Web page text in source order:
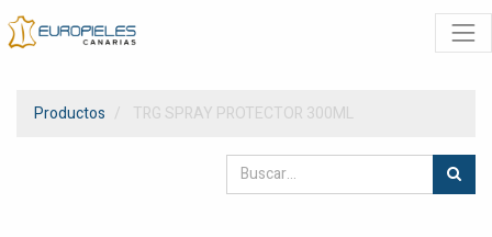
Productos TRG SPRAY PROTECTOR 300ML